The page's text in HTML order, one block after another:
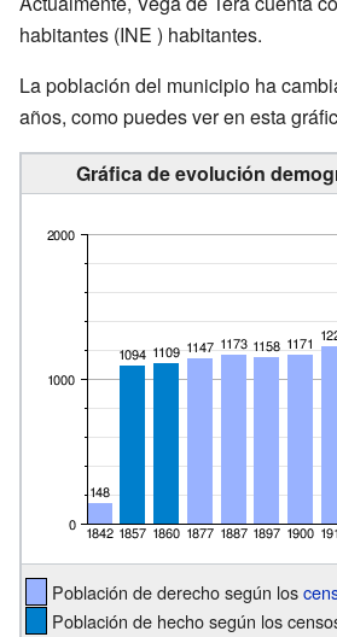
habitantes (INE ) habitantes.
La población del municipio ha
años, como puedes ver en esta
Gráfica de evolución
Población de derecho según los
Población de hecho según los